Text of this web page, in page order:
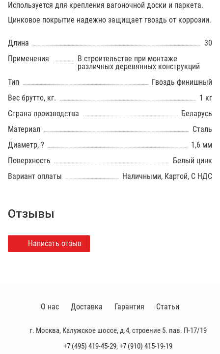
Используется для крепления вагоночной доски и паркета.
Цинковое покрытие надежно защищает гвоздь от коррозии.
Длина
30
Применения
В строительстве при монтаже
различных деревянных конструкций
Тип
Гвоздь финишный
Вес брутто, кг.
1 кг
Страна производства
Беларусь
Материал
Сталь
Диаметр, ?
1,6 мм
Поверхность
Белый цинк
Вариант оплаты
Наличными, Картой, С НДС
Отзывы
Написать отзыв
г. Москва, Калужское шоссе, д.4, строение 5. пав. П-17/19
+7 (495) 419-45-29,+7 (910) 415-19-19
О нас Доставка Гарантия Статьи